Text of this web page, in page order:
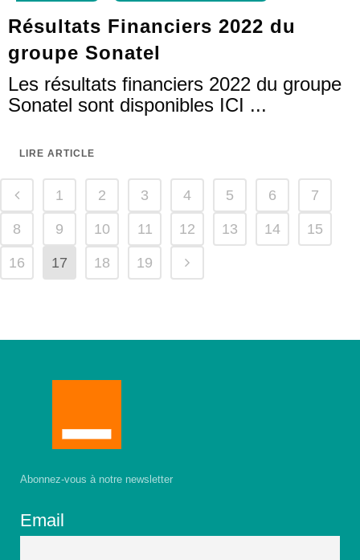
Résultats Financiers 2022 du
groupe Sonatel
Les résultats financiers 2022 du groupe
Sonatel sont disponibles ICI ...
LIRE ARTICLE
1 2 3 4 5 6 7
8 9 10 11 12 13 14 15
16 17 18 19
Abonnez-vous à notre newsletter
Email